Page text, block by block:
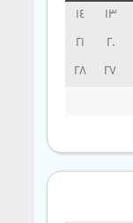
13
14
20
21
27
28